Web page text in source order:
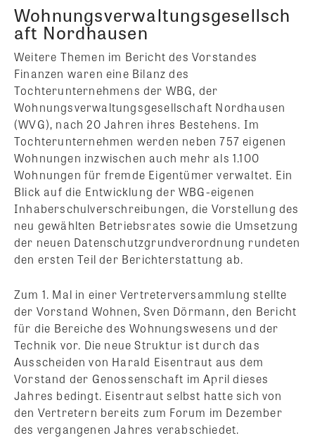
Wohnungsverwaltungsgesellsch
aft Nordhausen
Weitere Themen im Bericht des Vorstandes
Finanzen waren eine Bilanz des
Tochterunternehmens der WBG, der
Wohnungsverwaltungsgesellschaft Nordhausen
(WVG), nach 20 Jahren ihres Bestehens. Im
Tochterunternehmen werden neben 757 eigenen
Wohnungen inzwischen auch mehr als 1.100
Wohnungen für fremde Eigentümer verwaltet. Ein
Blick auf die Entwicklung der WBG-eigenen
Inhaberschulverschreibungen, die Vorstellung des
neu gewählten Betriebsrates sowie die Umsetzung
der neuen Datenschutzgrundverordnung rundeten
den ersten Teil der Berichterstattung ab.
Zum 1. Mal in einer Vertreterversammlung stellte
der Vorstand Wohnen, Sven Dörmann, den Bericht
für die Bereiche des Wohnungswesens und der
Technik vor. Die neue Struktur ist durch das
Ausscheiden von Harald Eisentraut aus dem
Vorstand der Genossenschaft im April dieses
Jahres bedingt. Eisentraut selbst hatte sich von
den Vertretern bereits zum Forum im Dezember
des vergangenen Jahres verabschiedet.